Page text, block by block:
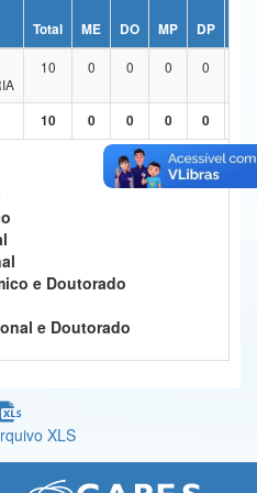
e Comunicações
Humanos
Total ME DO MP DP
10 0 0 0 0
10 0 0 0 0
e Doutorado
e Doutorado
XLS